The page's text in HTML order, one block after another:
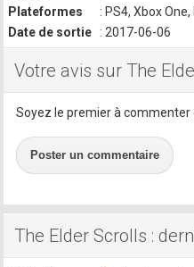
Plateformes
: PS4, Xbox
Date de sortie
: 2017-06-06
Votre avis sur The
Soyez le premier à
Poster un commentaire
The Elder Scrolls :